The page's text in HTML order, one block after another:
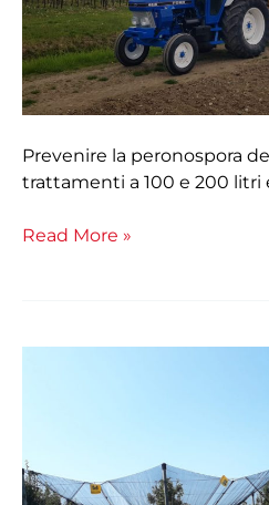
Prevenire la peronospora
trattamenti a 100 e 200 litri
di
utilizzare
1/3
in
meno
di
prodotto
il
Read More »
l’Alternaria
del